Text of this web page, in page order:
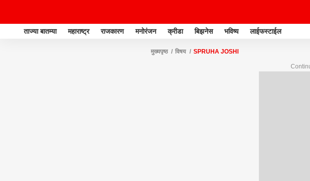
ताज्या बातम्या महाराष्ट्र राजकारण मनोरंजन क्रीडा बिझनेस भविष्य लाईफस्टाईल
मुख्यपृष्ठ विषय SPRUHA JOSHI